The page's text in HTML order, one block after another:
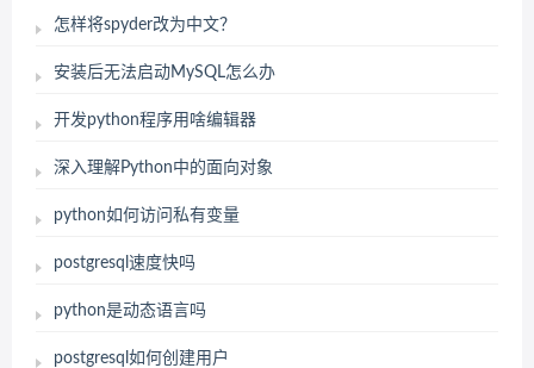
怎样将spyder改为中文？
安装后无法启动MySQL怎么办
开发python程序用啥编辑器
深入理解Python中的面向对象
python如何访问私有变量
postgresql速度快吗
python是动态语言吗
postgresql如何创建用户